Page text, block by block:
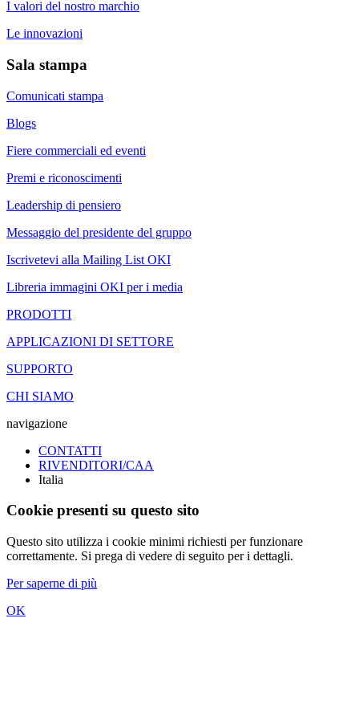
I valori del nostro marchio
Le innovazioni
Sala stampa
Comunicati stampa
Blogs
Fiere commerciali ed eventi
Premi e riconoscimenti
Leadership di pensiero
Messaggio del presidente del gruppo
Iscrivetevi alla Mailing List OKI
Libreria immagini OKI per i media
PRODOTTI
APPLICAZIONI DI SETTORE
SUPPORTO
CHI SIAMO
navigazione
CONTATTI
RIVENDITORI/CAA
Italia
Cookie presenti su questo sito
Questo sito utilizza i cookie minimi richiesti per funzionare
correttamente. Si prega di vedere di seguito per i dettagli.
Per saperne di più
OK